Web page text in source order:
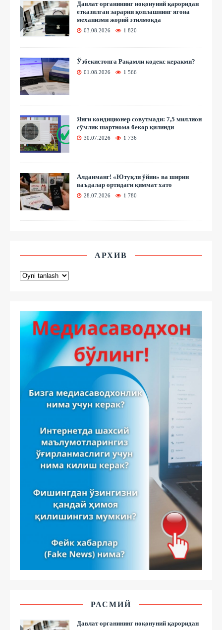
Давлат органининг ноқонуний қароридан
етказилган зарарни қоплашнинг ягона
механизми жорий этилмоқда
03.08.2026 1 820
Ўзбекистонга Рақамли кодекс керакми?
01.08.2026 1 566
Янги кондиционер совутмади: 7,5 миллион
сўмлик шартнома бекор қилинди
30.07.2026 1 736
Алданманг! «Ютуқли ўйин» ва ширин
ваъдалар ортидаги қиммат хато
28.07.2026 1 780
АРХИВ
РАСМИЙ
Давлат органининг ноқонуний қароридан